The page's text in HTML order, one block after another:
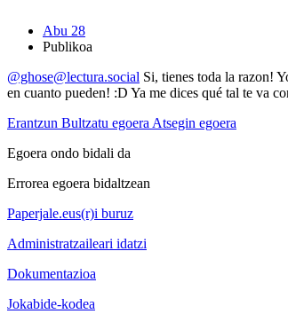
Abu 28
Publikoa
@ghose@lectura.social Si, tienes toda la razon!
en cuanto pueden! :D Ya me dices qué tal te va
Erantzun Bultzatu egoera Atsegin egoera
Egoera ondo bidali da
Errorea egoera bidaltzean
Paperjale.eus(r)i buruz
Administratzaileari idatzi
Dokumentazioa
Jokabide-kodea